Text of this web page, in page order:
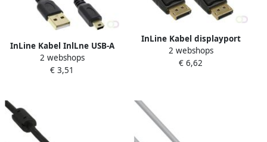
InLine Kabel InlLne USB-A
mini-B 2.0 platte kabel 2
meter zwart
2 webshops
€ 3,51
InLine Kabel displayport
4K60HZ M-M 1.5 meter
zwart
2 webshops
€ 6,62